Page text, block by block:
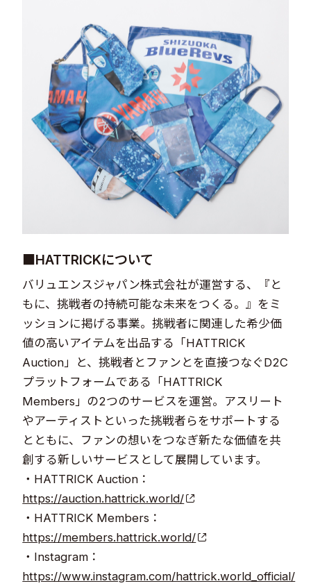
■HATTRICKについて
バリュエンスジャパン株式会社が運営する、『と
もに、挑戦者の持続可能な未来をつくる。』をミ
ッションに掲げる事業。挑戦者に関連した希少価
値の高いアイテムを出品する「HATTRICK
Auction」と、挑戦者とファンとを直接つなぐD2C
プラットフォームである「HATTRICK
Members」の2つのサービスを運営。アスリート
やアーティストといった挑戦者らをサポートする
とともに、ファンの想いをつなぎ新たな価値を共
創する新しいサービスとして展開しています。
・HATTRICK Auction：
https://auction.hattrick.world/
・HATTRICK Members：
https://members.hattrick.world/
・Instagram：
https://www.instagram.com/hattrick.world_official/